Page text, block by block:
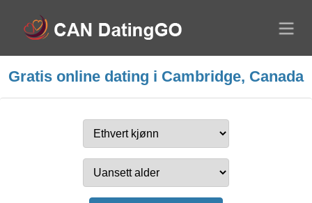
Gratis online dating i Cambridge, Canada